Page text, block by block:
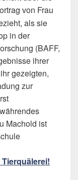
von Frau
als sie
in der
(BAFF,
ihrer
gezeigten,
zur
Machold ist